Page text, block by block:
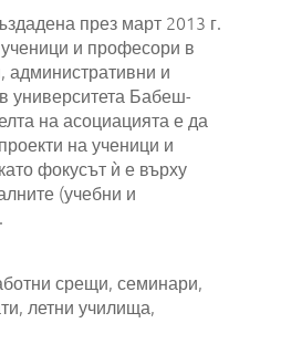
през март 2013 г.
и професори в
административни и
университета Бабеш-
на асоциацията е да
на ученици и
фокусът ѝ е върху
(учебни и
срещи, семинари,
летни училища,